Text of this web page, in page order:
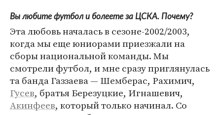
Вы любите футбол и болеете за ЦСКА. Почему?
Эта любовь началась в сезоне-2002/2003,
когда мы еще юниорами приезжали на
сборы национальной команды. Мы
смотрели футбол, и мне сразу приглянулась
та банда Газзаева — Шемберас, Рахимич,
Гусев, братья Березуцкие, Игнашевич,
Акинфеев, который только начинал. Со